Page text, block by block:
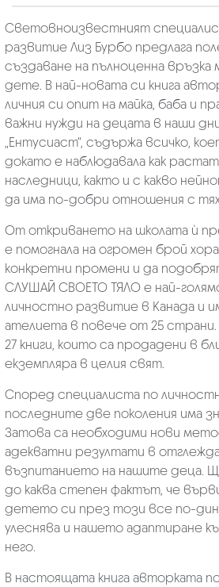
Световноизвестният
развитие Лиз Бурбо предлага
създаване на пълноценна
дете. В най-новата си книга
личния си опит на майка, баба и
важни нужди на децата в наши
„Ентусиаст“, съдържа всичко,
докато е наблюдавала как
наследници, както и с какво
да има по-добри отношения с
От откриването на школата ѝ
е помогнала на огромен брой
конкретни промени и да
СЛУШАЙ СВОЕТО ТЯЛО е най-
личностно развитие в Канада и
ателиета в повече от 25
27 книги, които са продадени в
екземпляра в целия свят.
Според специалиста по
последните две поколения има
Затова са необходими нови
адекватни резултати в
възпитанието на нашите деца.
до каква степен фактът, че
детето си през този все по-
улеснява и нашето адаптиране
него.
В настоящата книга авторката